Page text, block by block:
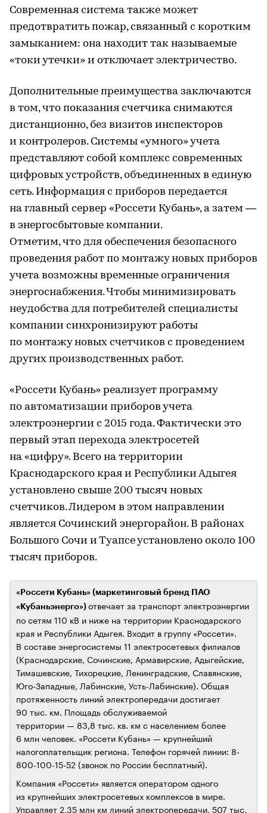
Современная система также может
предотвратить пожар, связанный с коротким
замыканием: она находит так называемые
«токи утечки» и отключает электричество.
Дополнительные преимущества заключаются
в том, что показания счетчика снимаются
дистанционно, без визитов инспекторов
и контролеров. Системы «умного» учета
представляют собой комплекс современных
цифровых устройств, объединенных в единую
сеть. Информация с приборов передается
на главный сервер «Россети Кубань», а затем —
в энергосбытовые компании.
Отметим, что для обеспечения безопасного
проведения работ по монтажу новых приборов
учета возможны временные ограничения
энергоснабжения. Чтобы минимизировать
неудобства для потребителей специалисты
компании синхронизируют работы
по монтажу новых счетчиков с проведением
других производственных работ.
«Россети Кубань» реализует программу
по автоматизации приборов учета
электроэнергии с 2015 года. Фактически это
первый этап перехода электросетей
на «цифру». Всего на территории
Краснодарского края и Республики Адыгея
установлено свыше 200 тысяч новых
счетчиков. Лидером в этом направлении
является Сочинский энергорайон. В районах
Большого Сочи и Туапсе установлено около 100
тысяч приборов.
«Россети Кубань» (маркетинговый бренд ПАО
«Кубаньэнерго») отвечает за транспорт электроэнергии
по сетям 110 кВ и ниже на территории Краснодарского
края и Республики Адыгея. Входит в группу «Россети».
В составе энергосистемы 11 электросетевых филиалов
(Краснодарские, Сочинские, Армавирские, Адыгейские,
Тимашевские, Тихорецкие, Ленинградские, Славянские,
Юго-Западные, Лабинские, Усть-Лабинские). Общая
протяженность линий электропередачи достигает
90 тыс. км. Площадь обслуживаемой
территории — 83,8 тыс. кв. км с населением более
6 млн человек. «Россети Кубань» — крупнейший
налогоплательщик региона. Телефон горячей линии: 8-
800-100-15-52 (звонок по России бесплатный).
Компания «Россети» является оператором одного
из крупнейших электросетевых комплексов в мире.
Управляет 2,35 млн км линий электропередачи, 507 тыс.